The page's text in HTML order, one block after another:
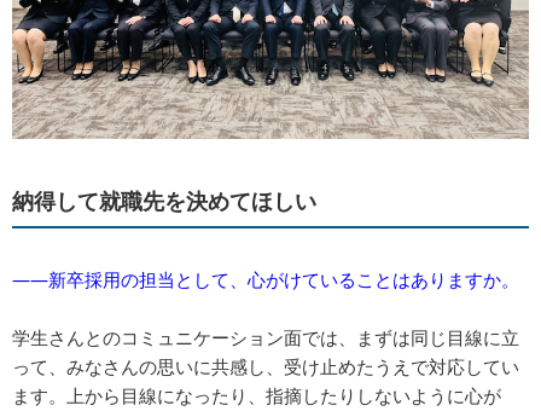
納得して就職先を決めてほしい
――新卒採用の担当として、心がけていることはありますか。
学生さんとのコミュニケーション面では、まずは同じ目線に立
って、みなさんの思いに共感し、受け止めたうえで対応してい
ます。上から目線になったり、指摘したりしないように心が